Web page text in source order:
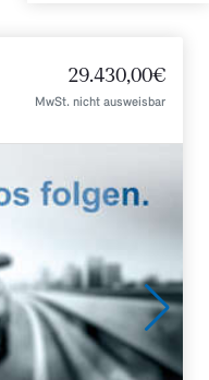
29.430,00€
MwSt. nicht ausweisbar